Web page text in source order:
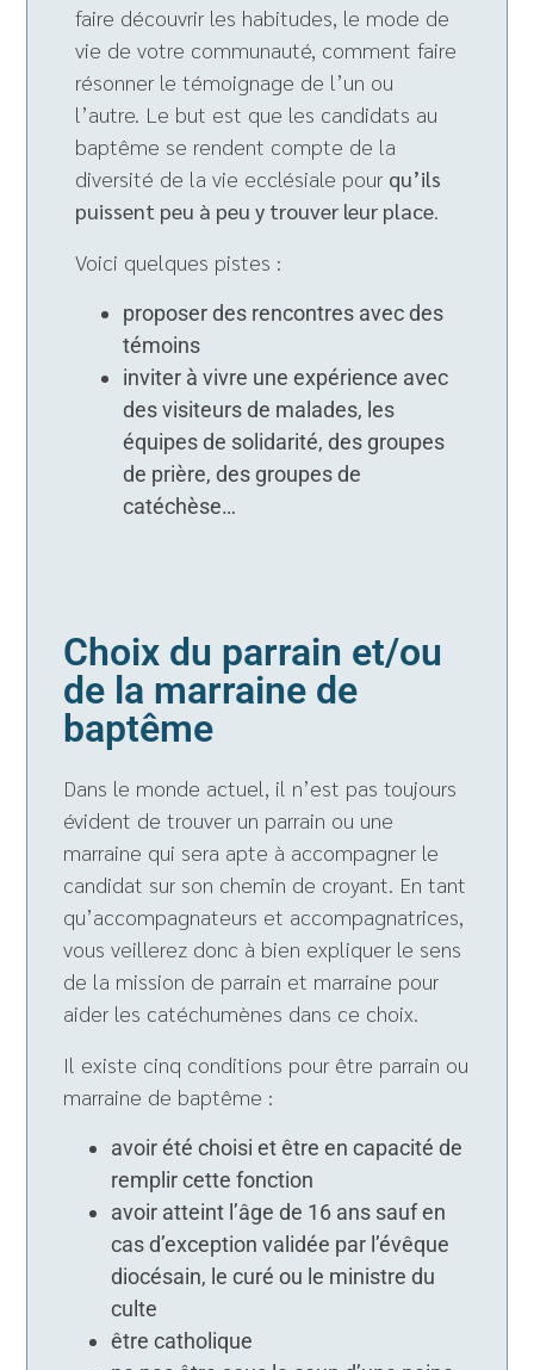
faire découvrir les habitudes, le mode de
vie de votre communauté, comment faire
résonner le témoignage de l’un ou
l’autre. Le but est que les candidats au
baptême se rendent compte de la
diversité de la vie ecclésiale pour qu’ils
puissent peu à peu y trouver leur place.
Voici quelques pistes :
proposer des rencontres avec des
témoins
inviter à vivre une expérience avec
des visiteurs de malades, les
équipes de solidarité, des groupes
de prière, des groupes de
catéchèse…
Choix du parrain et/ou
de la marraine de
baptême
Dans le monde actuel, il n’est pas toujours
évident de trouver un parrain ou une
marraine qui sera apte à accompagner le
candidat sur son chemin de croyant. En tant
qu’accompagnateurs et accompagnatrices,
vous veillerez donc à bien expliquer le sens
de la mission de parrain et marraine pour
aider les catéchumènes dans ce choix.
Il existe cinq conditions pour être parrain ou
marraine de baptême :
avoir été choisi et être en capacité de
remplir cette fonction
avoir atteint l’âge de 16 ans sauf en
cas d’exception validée par l’évêque
diocésain, le curé ou le ministre du
culte
être catholique